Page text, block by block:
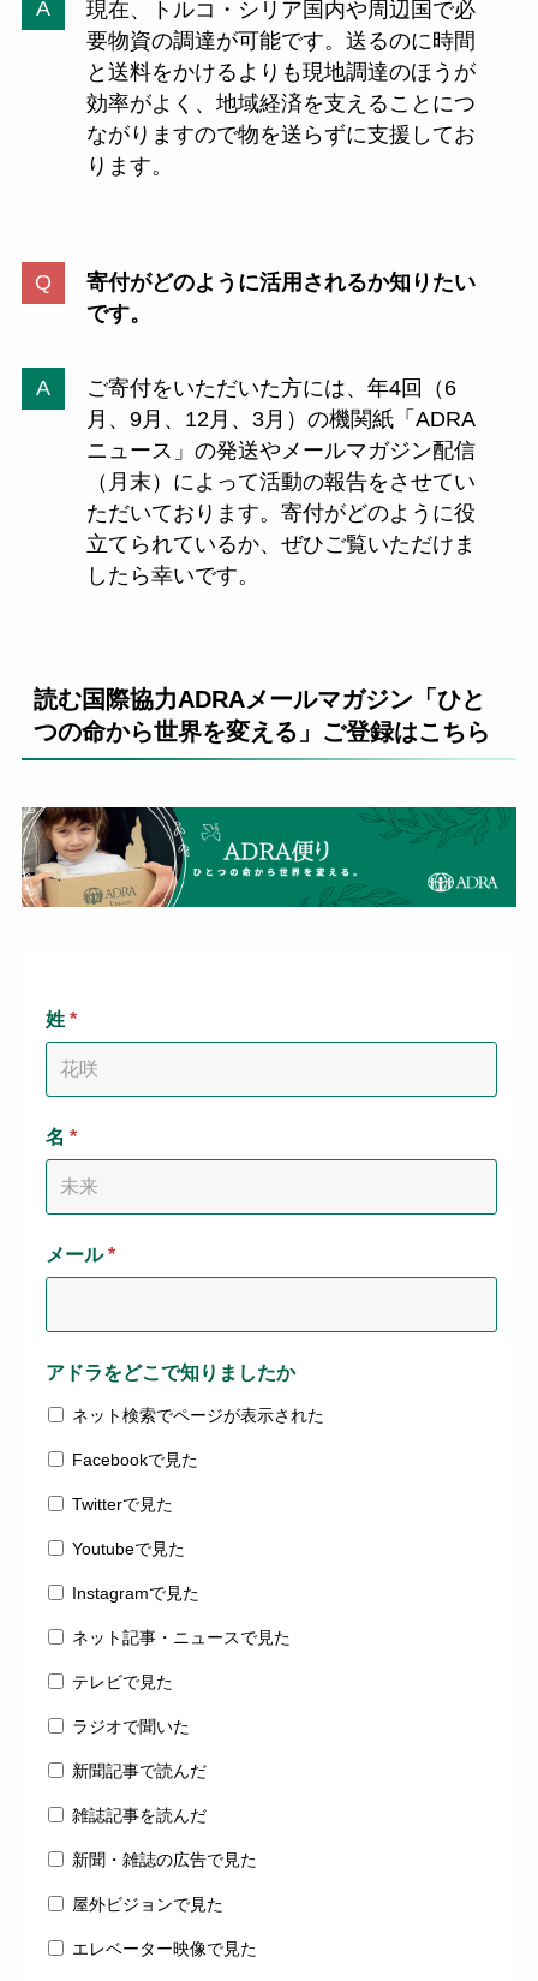
現在、トルコ・シリア国内や周辺国で必
要物資の調達が可能です。送るのに時間
と送料をかけるよりも現地調達のほうが
効率がよく、地域経済を支えることにつ
ながりますので物を送らずに支援してお
ります。
寄付がどのように活用されるか知りたい
です。
ご寄付をいただいた方には、年4回（6
月、9月、12月、3月）の機関紙「ADRA
ニュース」の発送やメールマガジン配信
（月末）によって活動の報告をさせてい
ただいております。寄付がどのように役
立てられているか、ぜひご覧いただけま
したら幸いです。
読む国際協力ADRAメールマガジン「ひと
つの命から世界を変える」ご登録はこちら
姓 *
名 *
メール*
アドラをどこで知りましたか
ネット検索でページが表示された
Facebookで見た
Twitterで見た
Youtubeで見た
Instagramで見た
ネット記事・ニュースで見た
テレビで見た
ラジオで聞いた
新聞記事で読んだ
雑誌記事を読んだ
新聞・雑誌の広告で見た
屋外ビジョンで見た
エレベーター映像で見た